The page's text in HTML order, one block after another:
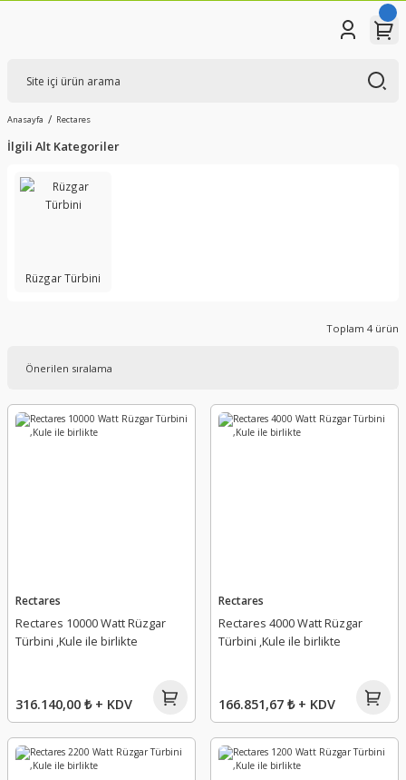
Anasayfa Rectares
İlgili Alt Kategoriler
Rüzgar Türbini
Toplam 4 ürün
Rectares
Rectares 10000 Watt Rüzgar
Türbini ,Kule ile birlikte
316.140,00 ₺ + KDV
Rectares
Rectares 4000 Watt Rüzgar
Türbini ,Kule ile birlikte
166.851,67 ₺ + KDV